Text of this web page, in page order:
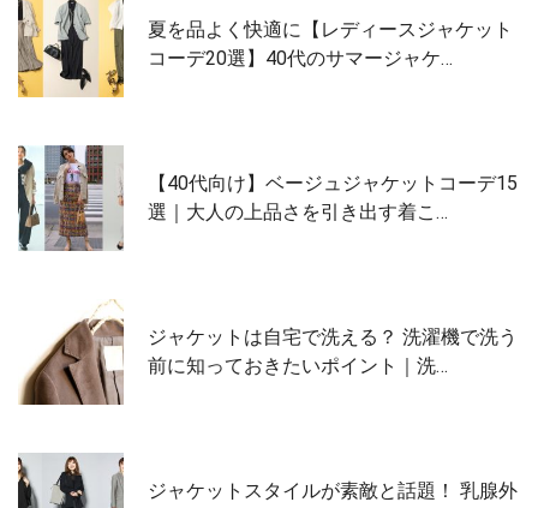
夏を品よく快適に【レディースジャケット
コーデ20選】40代のサマージャケ…
【40代向け】ベージュジャケットコーデ15
選｜大人の上品さを引き出す着こ…
ジャケットは自宅で洗える？ 洗濯機で洗う
前に知っておきたいポイント｜洗…
ジャケットスタイルが素敵と話題！ 乳腺外